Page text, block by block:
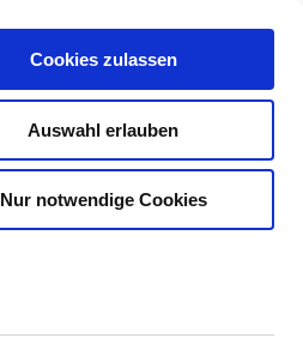
Cookies zulassen
Auswahl erlauben
Nur notwendige Cookies